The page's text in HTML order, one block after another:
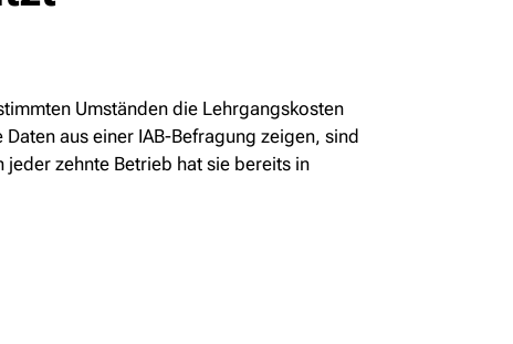
Umständen die Lehrgangskosten
aus einer IAB-Befragung zeigen, sind
zehnte Betrieb hat sie bereits in